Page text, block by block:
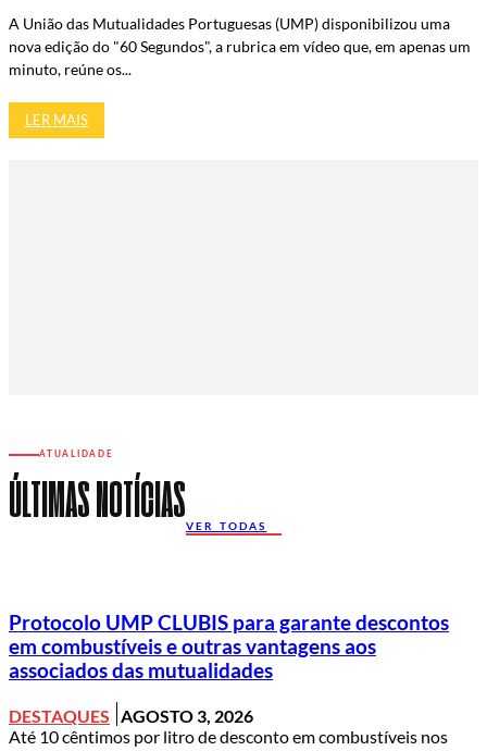
A União das Mutualidades Portuguesas (UMP) disponibilizou uma
nova edição do "60 Segundos", a rubrica em vídeo que, em apenas um
minuto, reúne os...
LER MAIS
ATUALIDADE
ÚLTIMAS NOTÍCIASVER TODAS
Protocolo UMP CLUBIS para garante descontos
em combustíveis e outras vantagens aos
associados das mutualidades
DESTAQUES AGOSTO 3, 2026
Até 10 cêntimos por litro de desconto em combustíveis nos